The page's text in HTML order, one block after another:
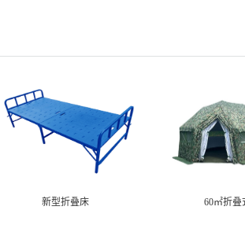
新型折叠床 60㎡折叠